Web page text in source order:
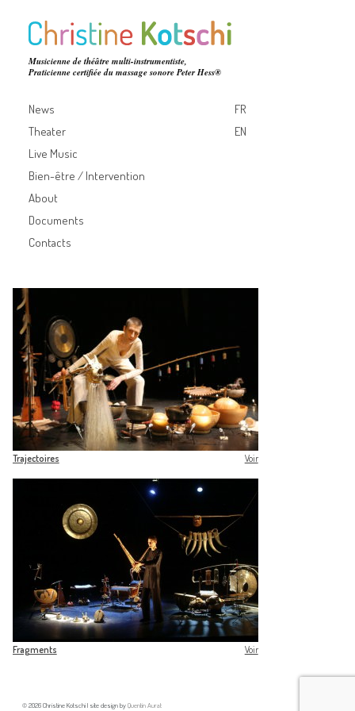
Musicienne de théâtre multi-instrumentiste,
Praticienne certifiée du massage sonore Peter Hess®
News
Theater
Live Music
Bien-être / Intervention
About
Documents
Contacts
FR
EN
Trajectoires
2015
Poésie instrumentale de et par Christine Kotschi
...
Trajectoires Voir
Récital instrumental, recueil de musiques de scène.
Fragments Voir
© 2026 Christine Kotschi | site design byQuentin Aurat